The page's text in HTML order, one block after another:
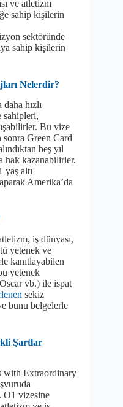
ve atletizm
sahip kişilerin
sektöründe
sahip kişilerin
Nelerdir?
hızlı
sahipleri,
Bu vize
sonra Green Card
beş yıl
hak kazanabilirler.
altı
Amerika’da
iş dünyası,
yetenek ve
kanıtlayabilen
yetenek
vb.) ile ispat
sekiz
bunu belgelerle
Şartlar
with Extraordinary
O1 vizesine